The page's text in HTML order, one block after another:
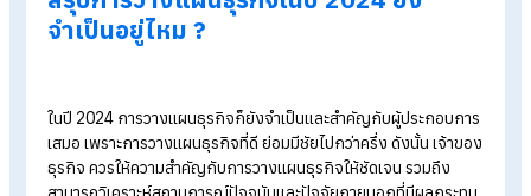
ธุรกิจที่ปรับเปลี่ยนโครงสร้างต่อไป
นำกลยุทธ์มาใช้ในการทำธุรกิจ
เนื่องจากเป้าหมายทั้งหมดจากการวางแผนธุรกิจ ส่งผลให้เกิด
กลยุทธ์ สามารถเรียงลำดับความสำคัญได้ง่ายขึ้น